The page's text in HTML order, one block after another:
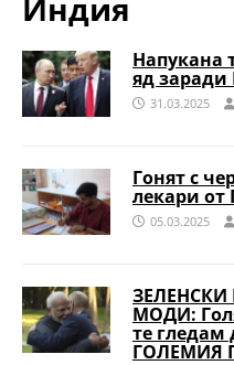
Индия
Напукана
яд заради
31.03.2025
Гонят с
лекари от
05.03.2025
МОДИ:
те
ГОЛЕМИЯ